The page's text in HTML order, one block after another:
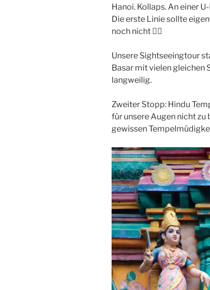
Hanoi. Kollaps. An einer
Die erste Linie sollte
noch nicht 🤷‍♂️
Unsere Sightseeingtour
Basar mit vielen gleichen
langweilig.
Zweiter Stopp: Hindu
für unsere Augen nicht zu
gewissen